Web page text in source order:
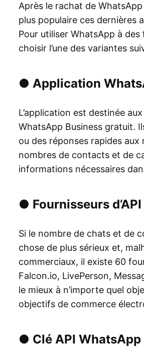
Après le rachat de
plus populaire ces dernières
Pour utiliser WhatsApp à
choisir l’une des variantes
● Application
L’application est destinée
WhatsApp Business gratuit.
ou des réponses rapides aux
nombres de contacts et de
informations nécessaires
● Fournisseurs
Si le nombre de chats et de
chose de plus sérieux et,
commerciaux, il existe 60
Falcon.io, LivePerson,
le mieux à n’importe quel
objectifs de commerce
● Clé API